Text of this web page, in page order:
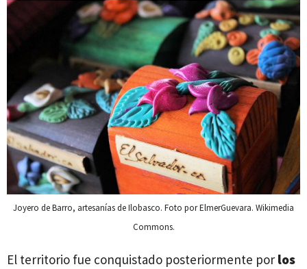
Joyero de Barro, artesanías de Ilobasco. Foto por ElmerGuevara. Wikimedia
Commons.
El territorio fue conquistado posteriormente por los